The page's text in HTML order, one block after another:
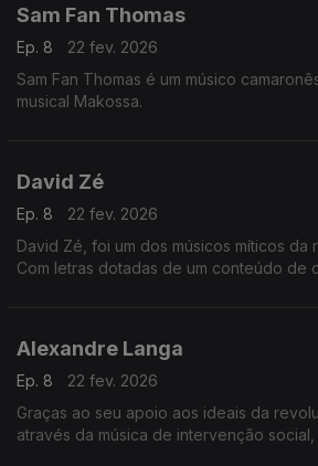
Sam Fan Thomas
Ep. 8
22 fev. 2026
Sam Fan Thomas é um músico
musical Makossa.
David Zé
Ep. 8
22 fev. 2026
David Zé, foi um dos músicos míticos da
Com letras dotadas de um conteúdo de
Alexandre Langa
Ep. 8
22 fev. 2026
Graças ao seu apoio aos ideais da
através da música de intervenção